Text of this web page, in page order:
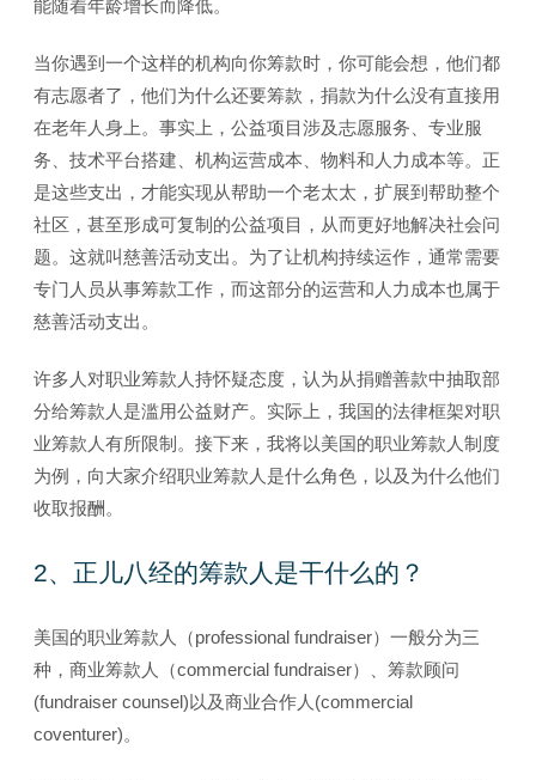
能随着年龄增长而降低。
当你遇到一个这样的机构向你筹款时，你可能会想，他们都
有志愿者了，他们为什么还要筹款，捐款为什么没有直接用
在老年人身上。事实上，公益项目涉及志愿服务、专业服
务、技术平台搭建、机构运营成本、物料和人力成本等。正
是这些支出，才能实现从帮助一个老太太，扩展到帮助整个
社区，甚至形成可复制的公益项目，从而更好地解决社会问
题。这就叫慈善活动支出。为了让机构持续运作，通常需要
专门人员从事筹款工作，而这部分的运营和人力成本也属于
慈善活动支出。
许多人对职业筹款人持怀疑态度，认为从捐赠善款中抽取部
分给筹款人是滥用公益财产。实际上，我国的法律框架对职
业筹款人有所限制。接下来，我将以美国的职业筹款人制度
为例，向大家介绍职业筹款人是什么角色，以及为什么他们
收取报酬。
2、正儿八经的筹款人是干什么的？
美国的职业筹款人（professional fundraiser）一般分为三
种，商业筹款人（commercial fundraiser）、筹款顾问
(fundraiser counsel)以及商业合作人(commercial
coventurer)。